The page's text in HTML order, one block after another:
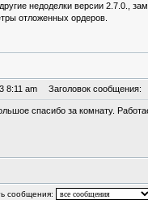
недоделки версии 2.7.0.,
отложенных ордеров.
8:11 am Заголовок сообщения:
спасибо за комнату.
сообщения: